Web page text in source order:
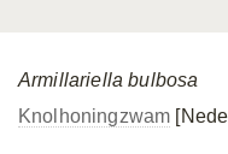
Armillariella bulbosa
Knolhoningzwam